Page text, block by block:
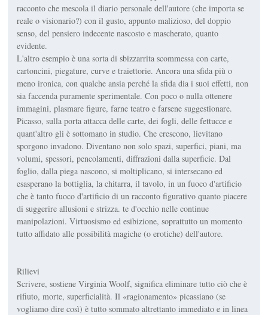
racconto che mescola il diario personale dell'autore (che importa se
reale o visionario?) con il gusto, appunto malizioso, del doppio
senso, del pensiero indecente nascosto e mascherato, quanto
evidente.
L'altro esempio è una sorta di sbizzarrita scommessa con carte,
cartoncini, piegature, curve e traiettorie. Ancora una sfida più o
meno ironica, con qualche ansia perché la sfida dia i suoi effetti, non
sia faccenda puramente sperimentale. Con poco o nulla ottenere
immagini, plasmare figure, farne teatro e farsene suggestionare.
Picasso, sulla porta attacca delle carte, dei fogli, delle fettucce e
quant'altro gli è sottomano in studio. Che crescono, lievitano
sporgono invadono. Diventano non solo spazi, superfici, piani, ma
volumi, spessori, pencolamenti, diffrazioni dalla superficie. Dal
foglio, dalla piega nascono, si moltiplicano, si intersecano ed
esasperano la bottiglia, la chitarra, il tavolo, in un fuoco d'artificio
che è tanto fuoco d'artificio di un racconto figurativo quanto piacere
di suggerire allusioni e strizza. te d'occhio nelle continue
manipolazioni. Virtuosismo ed esibizione, soprattutto un momento
tutto affidato alle possibilità magiche (o erotiche) dell'autore.
Rilievi
Scrivere, sostiene Virginia Woolf, significa eliminare tutto ciò che è
rifiuto, morte, superficialità. Il «ragionamento» picassiano (se
vogliamo dire così) è tutto sommato altrettanto immediato e in linea